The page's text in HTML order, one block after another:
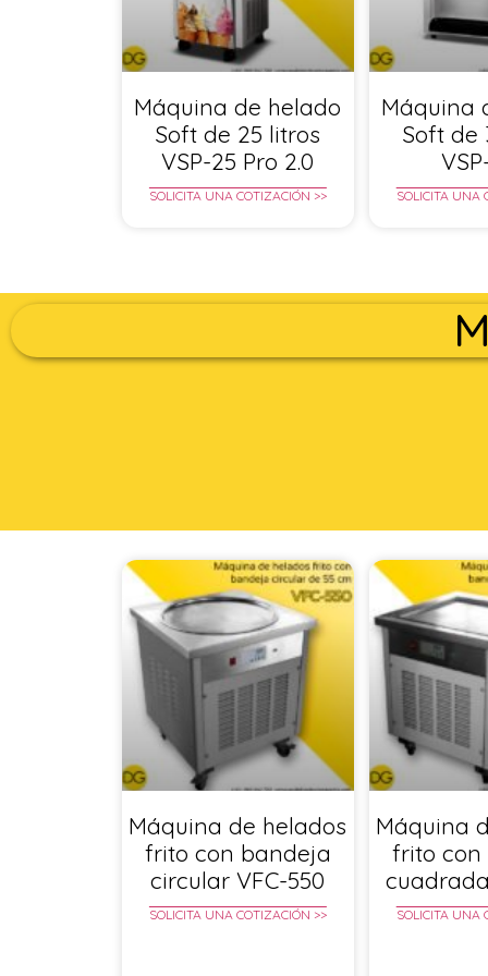
Máquina de helado
Soft de 25 litros
VSP-25 Pro 2.0
SOLICITA UNA COTIZACIÓN >>
Máquina
Soft de
SOLICITA UNA
Máquina de helados
frito con bandeja
circular VFC-550
SOLICITA UNA COTIZACIÓN >>
Máquina
frito
SOLICITA UNA